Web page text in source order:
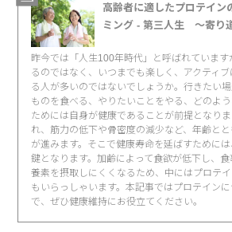
高齢者に適したプロテイン
ミング - 第三人生 〜寄り
昨今では「人生100年時代」と呼ばれていま
るのではなく、いつまでも楽しく、アクティブ
る人が多いのではないでしょうか。行きたい
ものを食べる、やりたいことをやる、どのよ
ためには自身が健康であることが前提となり
れ、筋力の低下や骨密度の減少など、年齢と
が進みます。そこで健康寿命を延ばすために
鍵となります。加齢によって食欲が低下し、
養素を摂取しにくくなるため、中にはプロテ
もいらっしゃいます。本記事ではプロテイン
で、ぜひ健康維持にお役立てください。